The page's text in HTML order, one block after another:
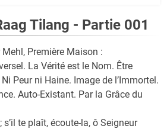
Tilang - Partie 001
Première Maison :
La Vérité est le Nom. Être
Peur ni Haine. Image de l’Immortel.
Auto-Existant. Par la Grâce du
s’il te plaît, écoute-la, ô Seigneur